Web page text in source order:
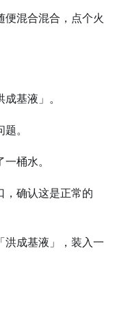
便混合混合，点个火
基液」。
。
桶水。
，确认这是正常的
洪成基液」，装入一